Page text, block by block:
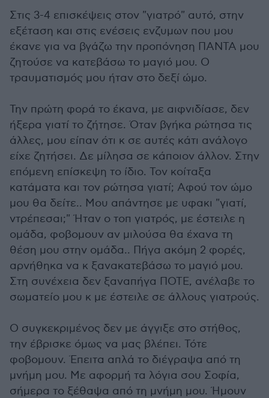
Στις 3-4 επισκέψεις στον "γιατρό" αυτό, στην
εξέταση και στις ενέσεις ενζυμων που μου
έκανε για να βγάζω την προπόνηση ΠΑΝΤΑ μου
ζητούσε να κατεβάσω το μαγιό μου. Ο
τραυματισμός μου ήταν στο δεξί ώμο.
Την πρώτη φορά το έκανα, με αιφνιδίασε, δεν
ήξερα γιατί το ζήτησε. Όταν βγήκα ρώτησα τις
άλλες, μου είπαν ότι κ σε αυτές κάτι ανάλογο
είχε ζητήσει. Δε μίλησα σε κάποιον άλλον. Στην
επόμενη επίσκεψη το ίδιο. Τον κοίταξα
κατάματα και τον ρώτησα γιατί; Αφού τον ώμο
μου θα δείτε.. Μου απάντησε με υφακι "γιατί,
ντρέπεσαι;" Ήταν ο τοπ γιατρός, με έστειλε η
ομάδα, φοβομουν αν μιλούσα θα έχανα τη
θέση μου στην ομάδα.. Πήγα ακόμη 2 φορές,
αρνήθηκα να κ ξανακατεβάσω το μαγιό μου.
Στη συνέχεια δεν ξαναπήγα ΠΟΤΕ, ανέλαβε το
σωματείο μου κ με έστειλε σε άλλους γιατρούς.
Ο συγκεκριμένος δεν με άγγιξε στο στήθος,
την έβρισκε όμως να μας βλέπει. Τότε
φοβομουν. Έπειτα απλά το διέγραψα από τη
μνήμη μου. Με αφορμή τα λόγια σου Σοφία,
σήμερα το ξέθαψα από τη μνήμη μου. Ήμουν